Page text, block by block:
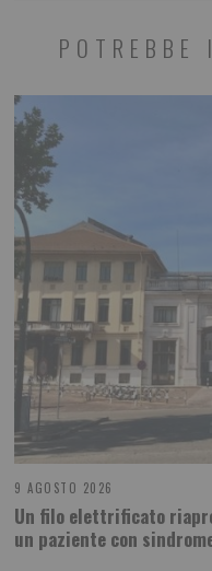
9 AGOSTO 2026
Un filo elettrificato
un paziente con